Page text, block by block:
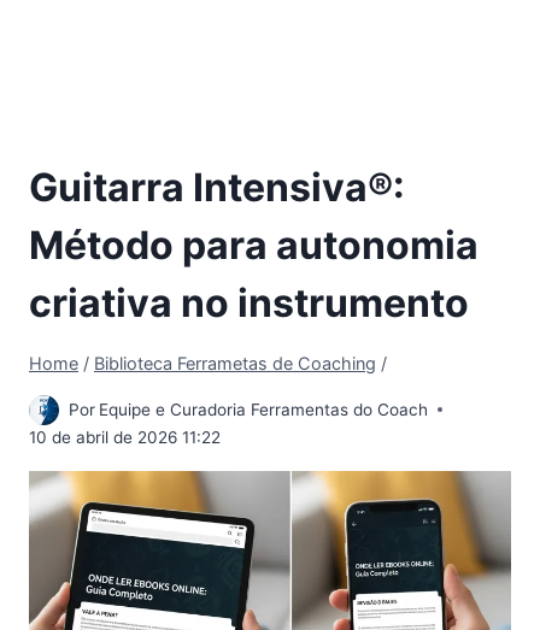
Guitarra Intensiva®:
Método para autonomia
criativa no instrumento
Home / Biblioteca Ferrametas de Coaching /
Por Equipe e Curadoria Ferramentas do Coach
10 de abril de 2026 11:22